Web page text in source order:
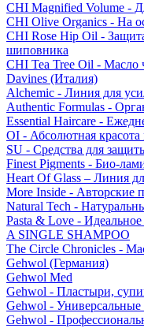
CHI Magnified Volume -
CHI Olive Organics - На
CHI Rose Hip Oil -
шиповника
CHI Tea Tree Oil - Масло
Davines (Италия)
Alchemic - Линия для
Authentic Formulas -
Essential Haircare -
OI - Абсолютная красота
SU - Средства для
Finest Pigments - Био-
Heart Of Glass – Линия
More Inside - Авторские
Natural Tech -
Pasta & Love -
A SINGLE SHAMPOO
The Circle Chronicles -
Gehwol (Германия)
Gehwol Med
Gehwol - Пластыри,
Gehwol - Универсальные
Gehwol -